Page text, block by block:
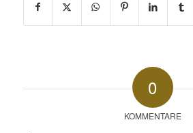
0
KOMMENTARE